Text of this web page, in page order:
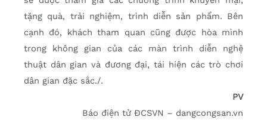
tặng quà, trải nghiệm, trình diễn sản phẩm. Bên
cạnh đó, khách tham quan cũng được hòa mình
trong không gian của các màn trình diễn nghệ
thuật dân gian và đương đại, tái hiện các trò chơi
dân gian đặc sắc./.
PV
Báo điện tử ĐCSVN – dangcongsan.vn